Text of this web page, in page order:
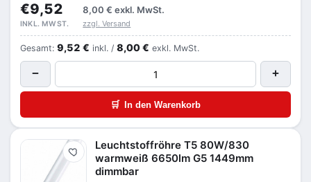
€9,52 8,00 € exkl. MwSt.
INKL. MWST. zzgl. Versand
Gesamt: 9,52 € inkl. / 8,00 € exkl. MwSt.
− +
🛒 In den Warenkorb
Merken
Leuchtstoffröhre T5 80W/830
warmweiß 6650lm G5 1449mm
dimmbar